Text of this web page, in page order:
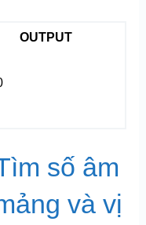
OUTPUT
số âm
và vị